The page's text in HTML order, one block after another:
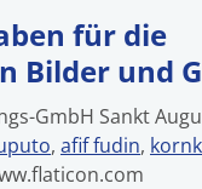
für die
Bilder und
GmbH Sankt
, afif fudin,